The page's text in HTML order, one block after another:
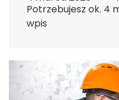
Potrzebujesz ok. 4
wpis